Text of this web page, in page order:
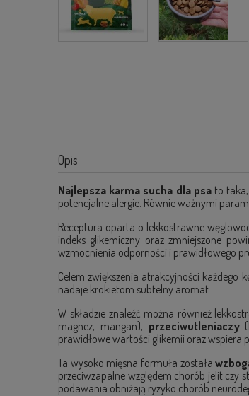
Opis
Najlepsza karma sucha dla psato taka,
potencjalne alergie. Równie ważnymi
Receptura oparta o lekkostrawne
indeks glikemiczny oraz zmniejszone
wzmocnienia odporności i prawidłowego
Celem zwiększenia atrakcyjności każdego
nadaje krokietom subtelny aromat.
W składzie znaleźć można również
magnez, mangan), przeciwutleniaczy
prawidłowe wartości glikemii oraz wspiera
Ta wysoko mięsna formuła została
przeciwzapalne względem chorób jelit czy
podawania obniżają ryzyko chorób